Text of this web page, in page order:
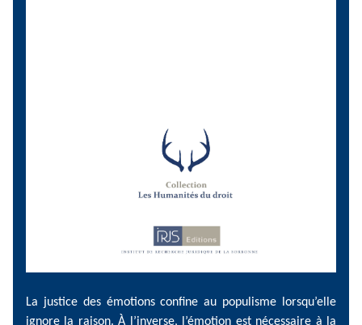
La justice des émotions confine au populisme lorsqu’elle
ignore la raison. À l’inverse, l’émotion est nécessaire à la